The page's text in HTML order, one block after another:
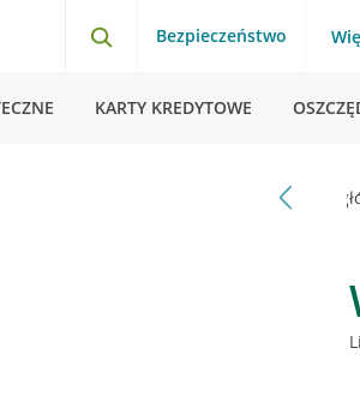
Bezpieczeństwo
KARTY KREDYTOWE
Strona